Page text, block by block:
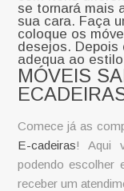
se tornará mais
sua cara. Faça
coloque os
desejos. Depois
adequa ao
MÓVEIS
Comece já as
E-cadeiras! Aqui
podendo escolher
receber um